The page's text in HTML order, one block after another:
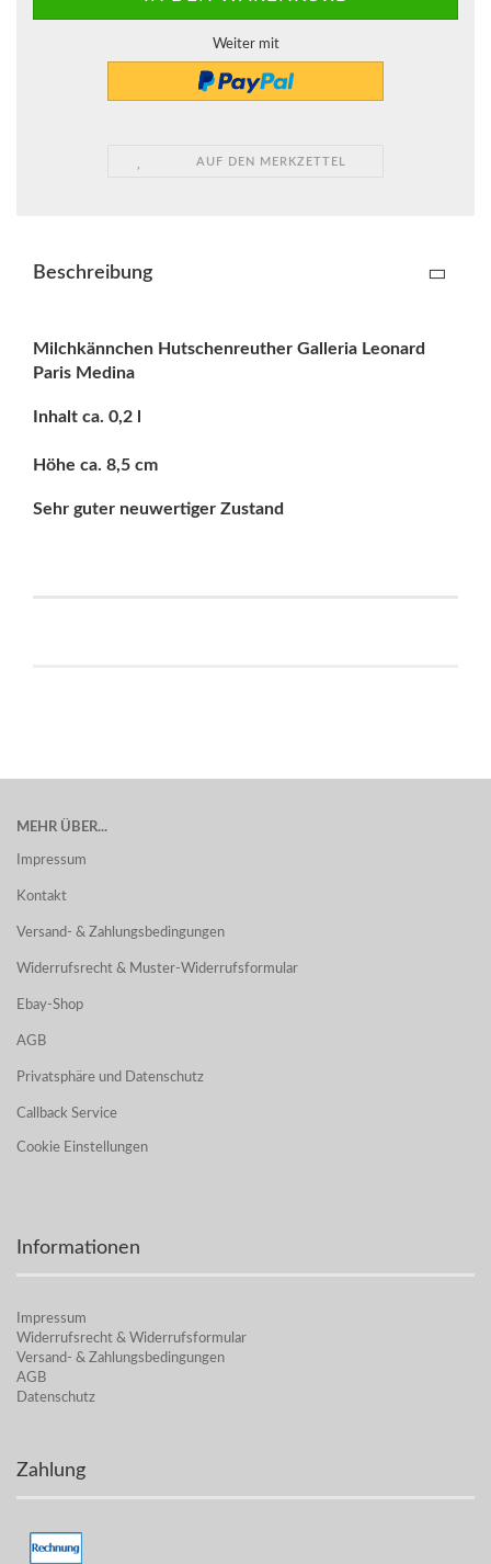
Weiter mit
AUF DEN MERKZETTEL
Beschreibung
Milchkännchen Hutschenreuther Galleria Leonard
Paris Medina
Inhalt ca. 0,2 l
Höhe ca. 8,5 cm
Sehr guter neuwertiger Zustand
MEHR ÜBER...
Impressum
Kontakt
Versand- & Zahlungsbedingungen
Widerrufsrecht & Muster-Widerrufsformular
Ebay-Shop
AGB
Privatsphäre und Datenschutz
Callback Service
Cookie Einstellungen
Informationen
Impressum
Widerrufsrecht & Widerrufsformular
Versand- & Zahlungsbedingungen
AGB
Datenschutz
Zahlung